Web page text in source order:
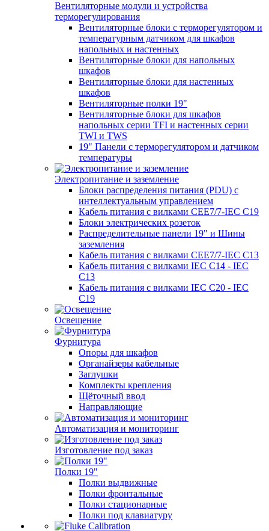
Вентиляторные модули и устройства
терморегулирования
Вентиляторные блоки с терморегулятором и
температурным датчиком для шкафов
напольных и настенных
Вентиляторные блоки для напольных
шкафов
Вентиляторные блоки для настенных
шкафов
Вентиляторные полки 19"
Вентиляторные блоки для шкафов
напольных серии TFI и настенных серии
TWI и TWS
19" Панели с терморегулятором и датчиком
температуры
Электропитание и заземление
Блоки распределения питания (PDU) с
интеллектуальным управлением
Кабель питания с вилками CEE7/7-IEC C19
Блоки электрических розеток
Распределительные панели 19" и Шины
заземления
Кабель питания с вилками CEE7/7-IEC C13
Кабель питания с вилками IEC C14 - IEC
C13
Кабель питания с вилками IEC C20 - IEC
C19
Освещение
Фурнитура
Опоры для шкафов
Органайзеры кабельные
Заглушки
Комплекты крепления
Щёточный ввод
Направляющие
Автоматизация и мониторинг
Изготовление под заказ
Полки 19"
Полки выдвижные
Полки фронтальные
Полки стационарные
Полки под клавиатуру